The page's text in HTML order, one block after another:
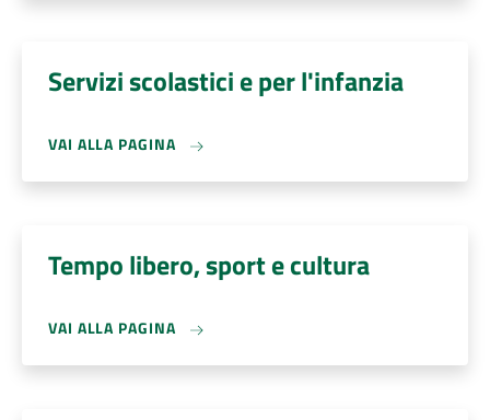
Servizi scolastici e per l'infanzia
VAI ALLA PAGINA
Tempo libero, sport e cultura
VAI ALLA PAGINA